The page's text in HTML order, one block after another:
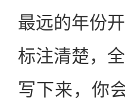
最远的年份
标注清楚，
写下来，你